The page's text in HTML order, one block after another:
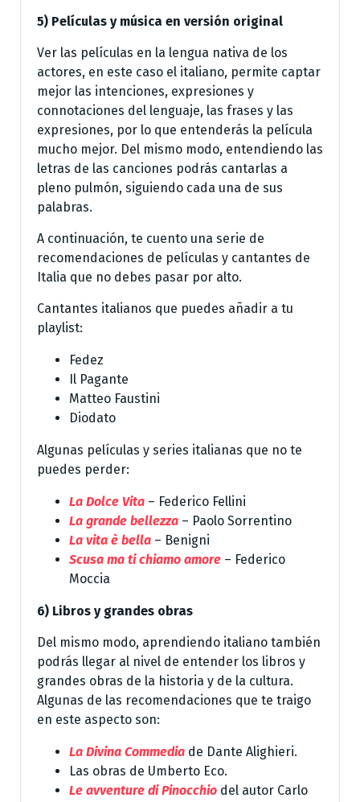
5) Películas y música en versión original
Ver las películas en la lengua nativa de los
actores, en este caso el italiano, permite captar
mejor las intenciones, expresiones y
connotaciones del lenguaje, las frases y las
expresiones, por lo que entenderás la película
mucho mejor. Del mismo modo, entendiendo las
letras de las canciones podrás cantarlas a
pleno pulmón, siguiendo cada una de sus
palabras.
A continuación, te cuento una serie de
recomendaciones de películas y cantantes de
Italia que no debes pasar por alto.
Cantantes italianos que puedes añadir a tu
playlist:
Fedez
Il Pagante
Matteo Faustini
Diodato
Algunas películas y series italianas que no te
puedes perder:
La Dolce Vita – Federico Fellini
La grande bellezza – Paolo Sorrentino
La vita è bella – Benigni
Scusa ma ti chiamo amore – Federico
Moccia
6) Libros y grandes obras
Del mismo modo, aprendiendo italiano también
podrás llegar al nivel de entender los libros y
grandes obras de la historia y de la cultura.
Algunas de las recomendaciones que te traigo
en este aspecto son:
La Divina Commedia de Dante Alighieri.
Las obras de Umberto Eco.
Le avventure di Pinocchio del autor Carlo